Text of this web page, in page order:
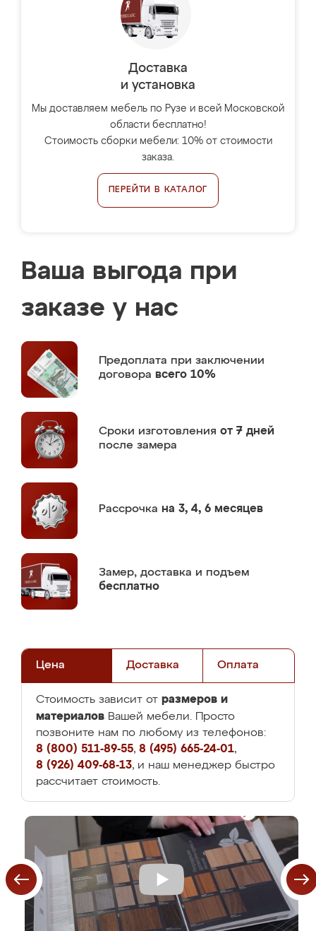
Доставка
и установка
Мы доставляем мебель по Рузе и всей Московской
области бесплатно!
Стоимость сборки мебели: 10% от стоимости
заказа.
ПЕРЕЙТИ В КАТАЛОГ
Ваша выгода при
заказе у нас
Предоплата при заключении
договора всего 10%
Сроки изготовления от 7 дней
после замера
Рассрочка на 3, 4, 6 месяцев
Замер, доставка и подъем
бесплатно
Цена Доставка Оплата
Стоимость зависит от размеров и
материалов Вашей мебели. Просто
позвоните нам по любому из телефонов:
8 (800) 511-89-55, 8 (495) 665-24-01,
8 (926) 409-68-13, и наш менеджер быстро
рассчитает стоимость.